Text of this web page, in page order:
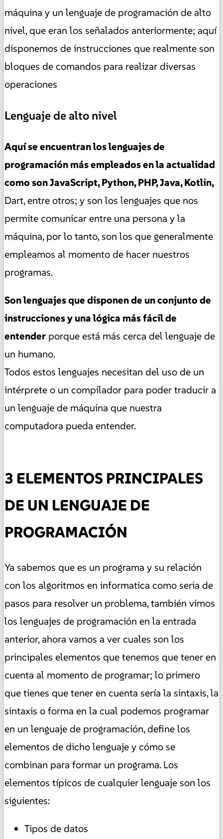
máquina y un lenguaje de programación de alto
nivel, que eran los señalados anteriormente; aquí
disponemos de instrucciones que realmente son
bloques de comandos para realizar diversas
operaciones
Lenguaje de alto nivel
Aquí se encuentran los lenguajes de
programación más empleados en la actualidad
como son JavaScript, Python, PHP, Java, Kotlin,
Dart, entre otros; y son los lenguajes que nos
permite comunicar entre una persona y la
máquina, por lo tanto, son los que generalmente
empleamos al momento de hacer nuestros
programas.
Son lenguajes que disponen de un conjunto de
instrucciones y una lógica más fácil de
entender porque está más cerca del lenguaje de
un humano.
Todos estos lenguajes necesitan del uso de un
intérprete o un compilador para poder traducir a
un lenguaje de máquina que nuestra
computadora pueda entender.
3 ELEMENTOS PRINCIPALES
DE UN LENGUAJE DE
PROGRAMACIÓN
Ya sabemos que es un programa y su relación
con los algoritmos en informatica como seria de
pasos para resolver un problema, también vimos
los lenguajes de programación en la entrada
anterior, ahora vamos a ver cuales son los
principales elementos que tenemos que tener en
cuenta al momento de programar; lo primero
que tienes que tener en cuenta sería la sintaxis, la
sintaxis o forma en la cual podemos programar
en un lenguaje de programación, define los
elementos de dicho lenguaje y cómo se
combinan para formar un programa. Los
elementos típicos de cualquier lenguaje son los
siguientes:
Tipos de datos